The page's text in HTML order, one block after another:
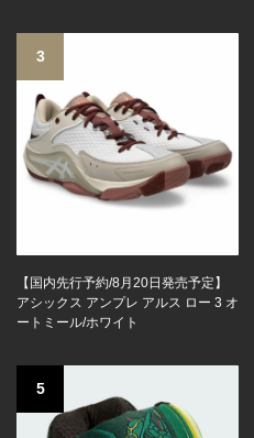
3
【国内先行予約/8月20日発売予定】
アシックス アンプレ アルス ロー 3 オ
ートミール/ホワイト
5